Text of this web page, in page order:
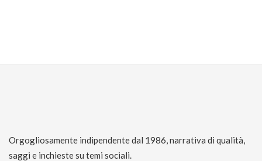
Orgogliosamente indipendente dal 1986, narrativa di qualità,
saggi e inchieste su temi sociali.